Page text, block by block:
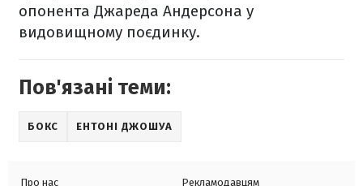
опонента Джареда Андерсона у
видовищному поєдинку.
Пов'язані теми:
БОКС ЕНТОНІ ДЖОШУА
Про нас Рекламодавцям